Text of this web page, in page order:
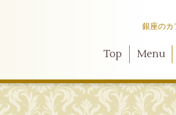
銀座のカ
Top Menu